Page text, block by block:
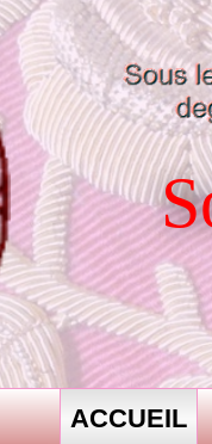
ACCUEIL